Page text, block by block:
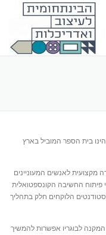
בית הספר המוביל בארץ
להעניק הכשרה מקצועית לאנשים המעוניינים
החשיבה הקונספטואלית
הלוקחים חלק בתהליך
המקנה לבוגריו אפשרות להמשיך